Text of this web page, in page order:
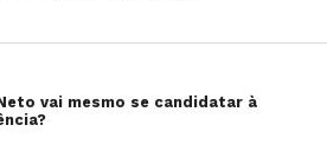
vai mesmo se candidatar à